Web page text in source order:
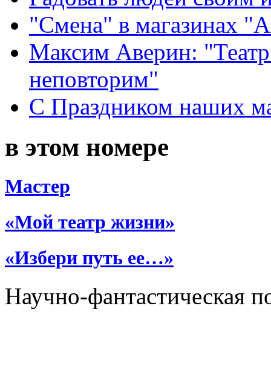
"Смена" в магазинах
Максим Аверин:
неповторим"
С Праздником наших
в этом номере
Мастер
«Мой театр жизни»
«Избери путь ее…»
Научно-фантастическая